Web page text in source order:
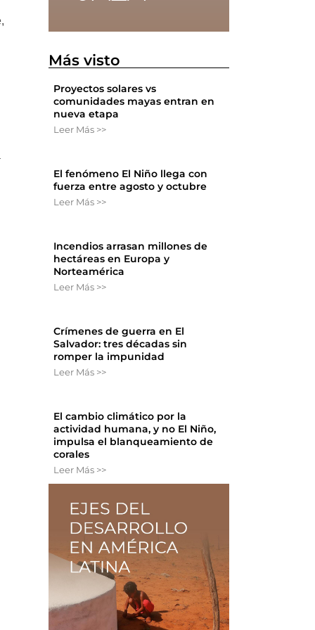
Más visto
Proyectos solares vs
comunidades mayas entran en
nueva etapa
Leer Más >>
El fenómeno El Niño llega con
fuerza entre agosto y octubre
Leer Más >>
Incendios arrasan millones de
hectáreas en Europa y
Norteamérica
Leer Más >>
Crímenes de guerra en El
Salvador: tres décadas sin
romper la impunidad
Leer Más >>
El cambio climático por la
actividad humana, y no El Niño,
impulsa el blanqueamiento de
corales
Leer Más >>